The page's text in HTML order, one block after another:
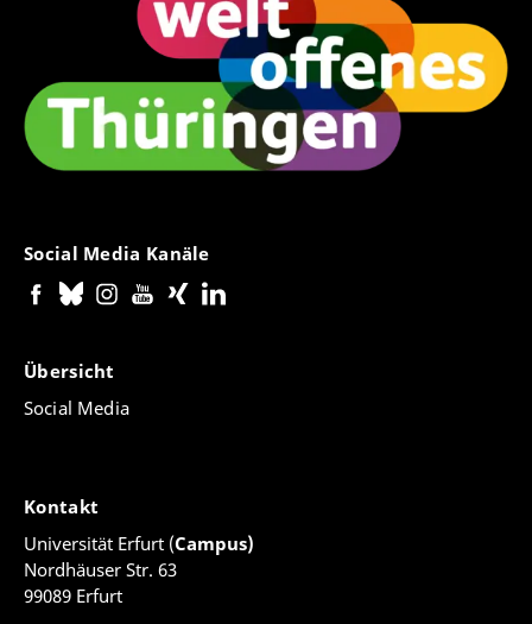
Social Media Kanäle
Übersicht
Social Media
Kontakt
Universität Erfurt (Campus)
Nordhäuser Str. 63
99089 Erfurt